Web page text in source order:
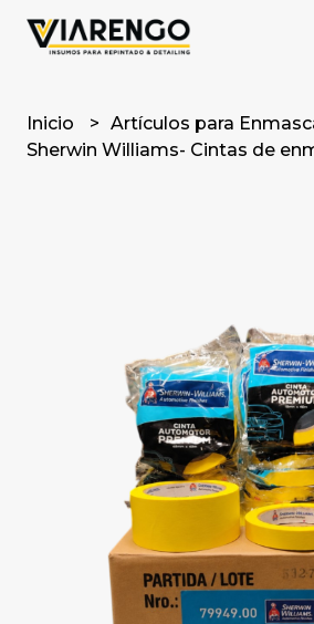
Inicio
Artículos para
Sherwin Williams- Cintas de